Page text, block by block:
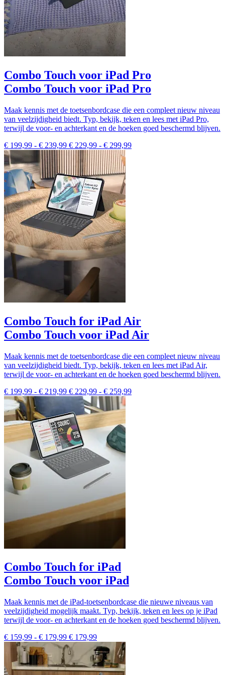
Combo Touch voor iPad Pro
Combo Touch voor iPad Pro
Maak kennis met de toetsenbordcase die een compleet nieuw niveau
van veelzijdigheid biedt. Typ, bekijk, teken en lees met iPad Pro,
terwijl de voor- en achterkant en de hoeken goed beschermd blijven.
€ 199,99 - € 239,99 € 229,99 - € 299,99
Combo Touch for iPad Air
Combo Touch voor iPad Air
Maak kennis met de toetsenbordcase die een compleet nieuw niveau
van veelzijdigheid biedt. Typ, bekijk, teken en lees met iPad Air,
terwijl de voor- en achterkant en de hoeken goed beschermd blijven.
€ 199,99 - € 219,99 € 229,99 - € 259,99
Combo Touch for iPad
Combo Touch voor iPad
Maak kennis met de iPad-toetsenbordcase die nieuwe niveaus van
veelzijdigheid mogelijk maakt. Typ, bekijk, teken en lees op je iPad
terwijl de voor- en achterkant en de hoeken goed beschermd blijven.
€ 159,99 - € 179,99 € 179,99